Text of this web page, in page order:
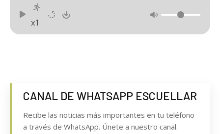
x1
CANAL DE WHATSAPP ESCUELLAR
Recibe las noticias más importantes en tu teléfono
a través de WhatsApp. Únete a nuestro canal.